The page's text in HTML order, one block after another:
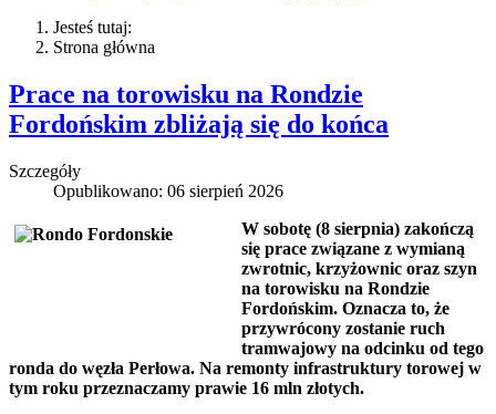
Jesteś tutaj:
Strona główna
Prace na torowisku na Rondzie
Fordońskim zbliżają się do końca
Szczegóły
Opublikowano: 06 sierpień 2026
W sobotę (8 sierpnia) zakończą
się prace związane z wymianą
zwrotnic, krzyżownic oraz szyn
na torowisku na Rondzie
Fordońskim. Oznacza to, że
przywrócony zostanie ruch
tramwajowy na odcinku od tego
ronda do węzła Perłowa. Na remonty infrastruktury torowej w
tym roku przeznaczamy prawie 16 mln złotych.